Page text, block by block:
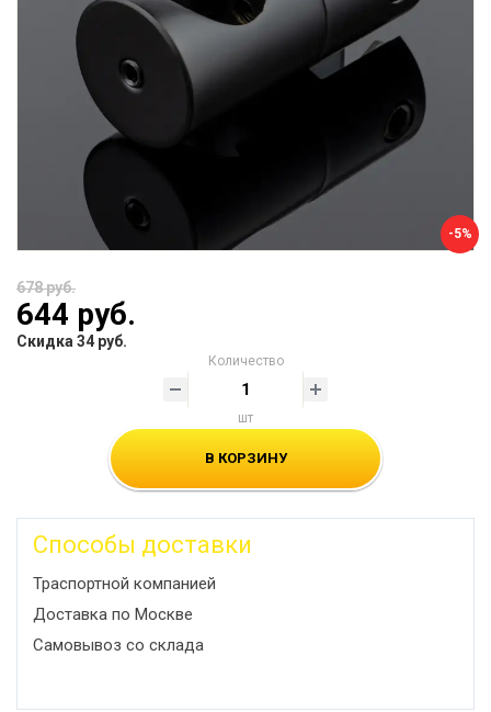
-5%
678 руб.
644 руб.
Скидка 34 руб.
Количество
шт
В КОРЗИНУ
Способы доставки
Траспортной компанией
Доставка по Москве
Самовывоз со склада